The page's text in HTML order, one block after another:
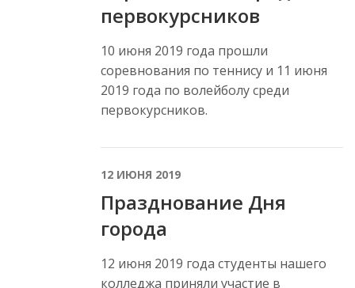
первокурсников
10 июня 2019 года прошли
соревнования по теннису и 11 июня
2019 года по волейболу среди
первокурсников.
12 ИЮНЯ 2019
Празднование Дня
города
12 июня 2019 года студенты нашего
колледжа приняли участие в